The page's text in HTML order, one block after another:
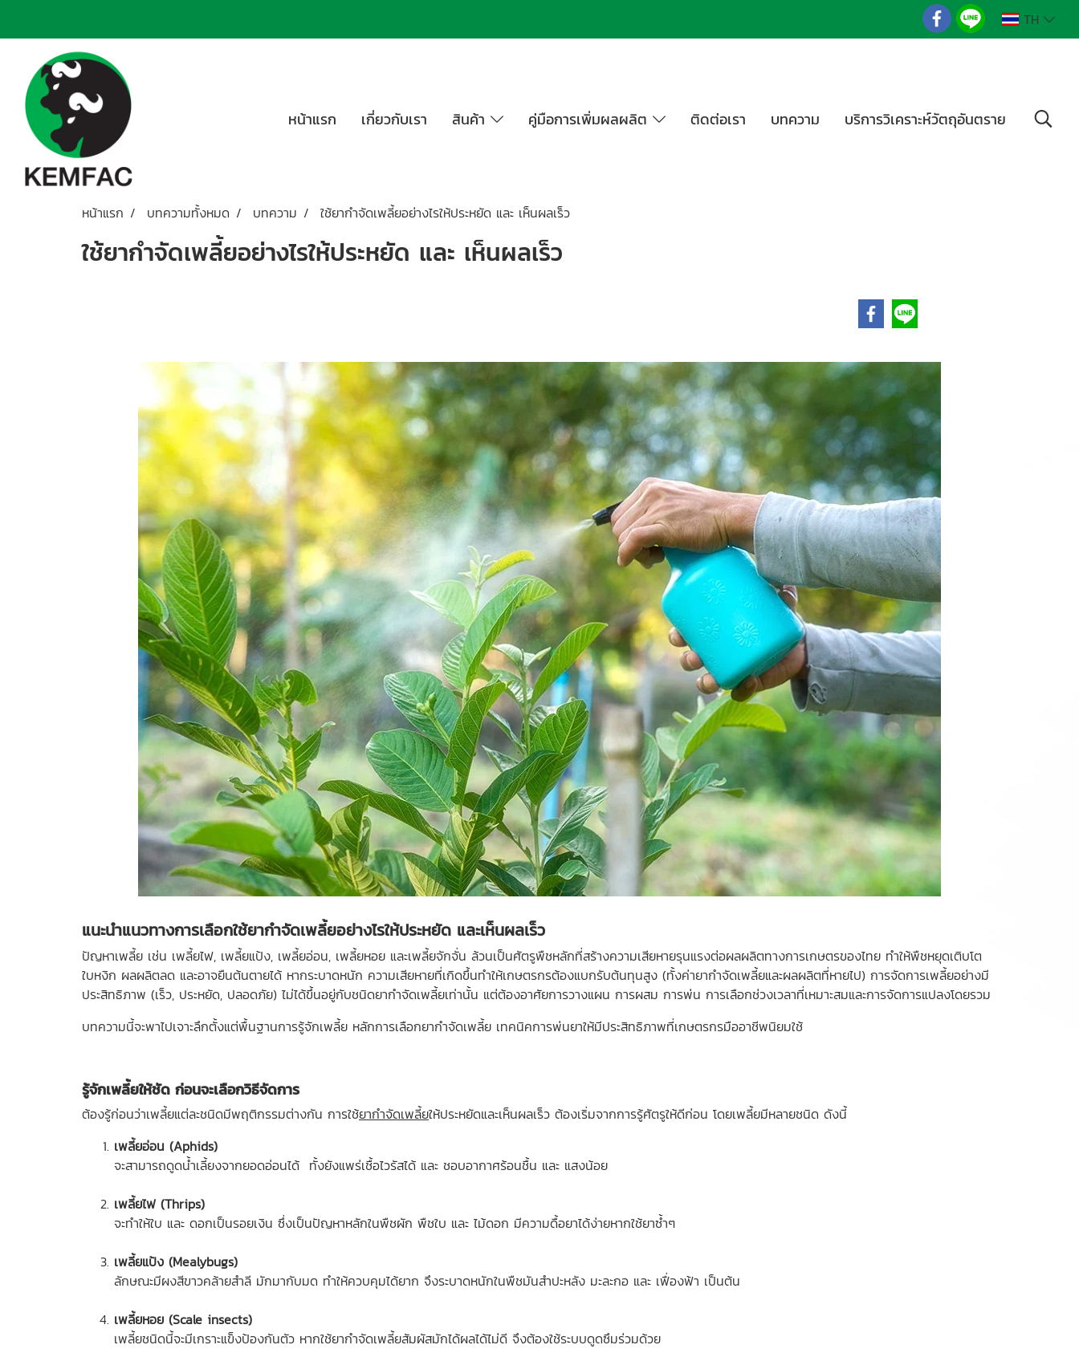
TH
หน้าแรก เกี่ยวกับเรา สินค้า คู่มือการเพิ่มผลผลิต ติดต่อเรา บทความ บริการวิเคราะห์วัตถุอันตราย
หน้าแรก บทความทั้งหมด บทความ ใช้ยากำจัดเพลี้ยอย่างไรให้ประหยัด และ เห็นผลเร็ว
ใช้ยากำจัดเพลี้ยอย่างไรให้ประหยัด และ เห็นผลเร็ว
แนะนำแนวทางการเลือกใช้ยากำจัดเพลี้ยอย่างไรให้ประหยัด และเห็นผลเร็ว
ปัญหาเพลี้ย เช่น เพลี้ยไฟ, เพลี้ยแป้ง, เพลี้ยอ่อน, เพลี้ยหอย และเพลี้ยจักจั่น ล้วนเป็นศัตรูพืชหลักที่สร้างความเสียหายรุนแรงต่อผลผลิตทางการเกษตรของไทย ทำให้พืชหยุดเติบโต
ใบหงิก ผลผลิตลด และอาจยืนต้นตายได้ หากระบาดหนัก ความเสียหายที่เกิดขึ้นทำให้เกษตรกรต้องแบกรับต้นทุนสูง (ทั้งค่ายากำจัดเพลี้ยและผลผลิตที่หายไป) การจัดการเพลี้ยอย่างมี
ประสิทธิภาพ (เร็ว, ประหยัด, ปลอดภัย) ไม่ได้ขึ้นอยู่กับชนิดยากำจัดเพลี้ยเท่านั้น แต่ต้องอาศัยการวางแผน การผสม การพ่น การเลือกช่วงเวลาที่เหมาะสมและการจัดการแปลงโดยรวม
บทความนี้จะพาไปเจาะลึกตั้งแต่พื้นฐานการรู้จักเพลี้ย หลักการเลือกยากำจัดเพลี้ย เทคนิคการพ่นยาให้มีประสิทธิภาพที่เกษตรกรมืออาชีพนิยมใช้
รู้จักเพลี้ยให้ชัด ก่อนจะเลือกวิธีจัดการ
ต้องรู้ก่อนว่าเพลี้ยแต่ละชนิดมีพฤติกรรมต่างกัน การใช้ยากำจัดเพลี้ยให้ประหยัดและเห็นผลเร็ว ต้องเริ่มจากการรู้ศัตรูให้ดีก่อน โดยเพลี้ยมีหลายชนิด ดังนี้
เพลี้ยอ่อน (Aphids)
จะสามารถดูดน้ำเลี้ยงจากยอดอ่อนได้ ทั้งยังแพร่เชื้อไวรัสได้ และ ชอบอากาศร้อนชื้น และ แสงน้อย
เพลี้ยไฟ (Thrips)
จะทำให้ใบ และ ดอกเป็นรอยเงิน ซึ่งเป็นปัญหาหลักในพืชผัก พืชใบ และ ไม้ดอก มีความดื้อยาได้ง่ายหากใช้ยาซ้ำๆ
เพลี้ยแป้ง (Mealybugs)
ลักษณะมีผงสีขาวคล้ายสำลี มักมากับมด ทำให้ควบคุมได้ยาก จึงระบาดหนักในพืชมันสำปะหลัง มะละกอ และ เฟื่องฟ้า เป็นต้น
เพลี้ยหอย (Scale insects)
เพลี้ยชนิดนี้จะมีเกราะแข็งป้องกันตัว หากใช้ยากำจัดเพลี้ยสัมผัสมักได้ผลได้ไม่ดี จึงต้องใช้ระบบดูดซึมร่วมด้วย